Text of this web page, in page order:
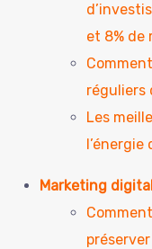
et 8% de
réguliers
Les
Marketing